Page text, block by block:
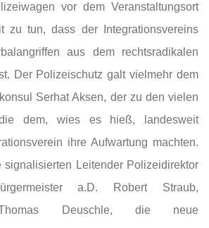
vor dem Veranstaltungsort
zu tun, dass der Integrationsvereins
aus dem rechtsradikalen
Der Polizeischutz galt vielmehr dem
Serhat Aksen, der zu den vielen
dem, wies es hieß, landesweit
ihre Aufwartung machten.
signalisierten Leitender Polizeidirektor
a.D. Robert Straub,
Thomas Deuschle, die neue